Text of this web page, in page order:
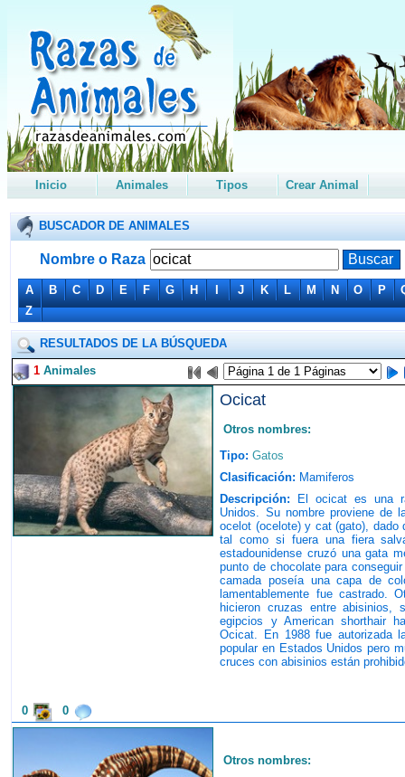
Inicio Animales Tipos Crear Animal
BUSCADOR DE ANIMALES
Nombre o Raza
A B C D E F G H I J K L M N O P
Z
RESULTADOS DE LA BÚSQUEDA
1 Animales
Ocicat
Otros nombres:
Tipo: Gatos
Clasificación: Mamiferos
Descripción: El ocicat es una
Unidos. Su nombre proviene de
ocelot (ocelote) y cat (gato), dado
tal como si fuera una fiera
estadounidense cruzó una gata
punto de chocolate para
camada poseía una capa de
lamentablemente fue castrado.
hicieron cruzas entre abisinios,
egipcios y American shorthair
Ocicat. En 1988 fue autorizada
popular en Estados Unidos pero
cruces con abisinios están
0 0
Otros nombres: